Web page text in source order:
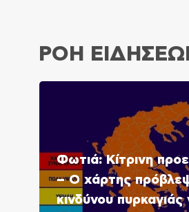
ΡΟΗ
Φωτιά: Κίτρινη
– Ο χάρτης
κινδύνου πυρκαγιάς